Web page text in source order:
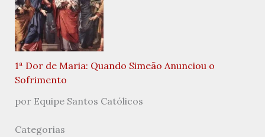
1ª Dor de Maria: Quando Simeão Anunciou o
Sofrimento
por Equipe Santos Católicos
Categorias